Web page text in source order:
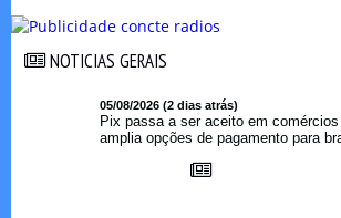
NOTICIAS GERAIS
05/08/2026 (2 dias atrás)
Pix passa a ser aceito em
amplia opções de pagamento para